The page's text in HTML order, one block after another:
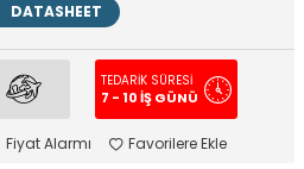
DATASHEET
TEDARİK SÜRESİ
7 - 10 İŞ GÜNÜ
Fiyat Alarmı Favorilere Ekle